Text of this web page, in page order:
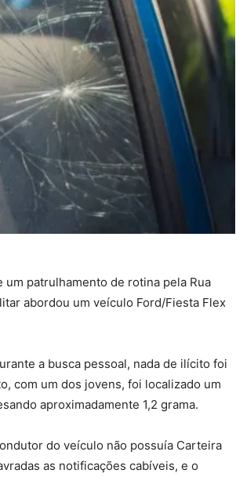
patrulhamento de rotina pela Rua
abordou um veículo Ford/Fiesta Flex
a busca pessoal, nada de ilícito foi
com um dos jovens, foi localizado um
aproximadamente 1,2 grama.
do veículo não possuía Carteira
as notificações cabíveis, e o